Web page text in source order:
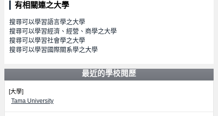
有相關連之大學
搜尋可以學習語言學之大學
搜尋可以學習經濟、經營、商學之大學
搜尋可以學習社會學之大學
搜尋可以學習國際關系學之大學
最近的學校閱歷
[大學]
Tama University